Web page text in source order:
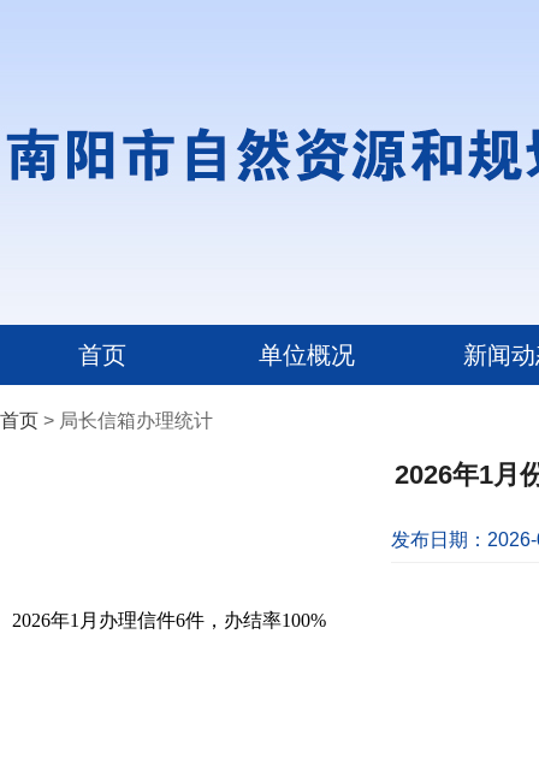
首页 单位概况 新闻
首页 > 局长信箱办理统计
2026年1月
发布日期：
2026年1月办理信件6件，办结率100%